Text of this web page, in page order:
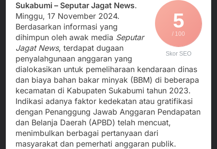
Ada Keputusan Resmi”
Tanah Sukaresmi: Kala
Mina Padi, P2L, dan
Gotong Royong
Menggerakkan Ekonomi
Desa
Agustus 3, 2026 5
/ 100
Skor SEO
Sukabumi – Seputar Jagat News.
Minggu, 17 November 2024.
Berdasarkan informasi yang
dihimpun oleh awak media Seputar
Jagat News, terdapat dugaan
penyalahgunaan anggaran yang
dialokasikan untuk pemeliharaan kendaraan dinas
dan biaya bahan bakar minyak (BBM) di beberapa
kecamatan di Kabupaten Sukabumi tahun 2023.
Indikasi adanya faktor kedekatan atau gratifikasi
dengan Penanggung Jawab Anggaran Pendapatan
dan Belanja Daerah (APBD) telah mencuat,
menimbulkan berbagai pertanyaan dari
masyarakat dan pemerhati anggaran publik.